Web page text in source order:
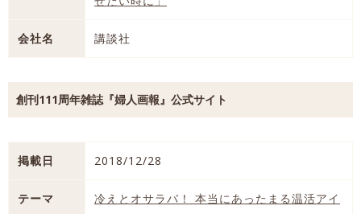
会社名 講談社
創刊111周年雑誌『婦人画報』公式サイト
掲載日 2018/12/28
テーマ
冷えとオサラバ！ 本当にあったまる温活アイ